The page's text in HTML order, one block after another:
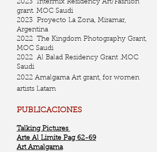
2023 Intermix Residency Art/Fashion
grant. MOC Saudi
2023 Proyecto La Zona, Miramar,
Argentina
2022 The Kingdom Photography Grant,
MOC Saudi
2022 Al Balad Residency Grant .MOC
Saudi
2022 Amalgama Art grant, for women
artists Latam
PUBLICACIONES
Talking Pictures
Arte Al Limite Pag 62-69
Art Amalgama